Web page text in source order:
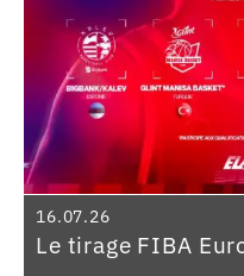
16.07.26
Le tirage FIBA